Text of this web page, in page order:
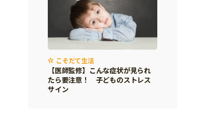
こそだて生活
【医師監修】こんな症状が見られ
たら要注意！ 子どものストレス
サイン